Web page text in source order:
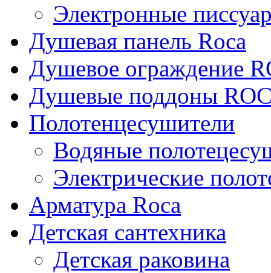
Электронные
Душевая панель Roca
Душевое ограждение
Душевые поддоны
Полотенцесушители
Водяные
Электрические
Арматура Roca
Детская сантехника
Детская раковина